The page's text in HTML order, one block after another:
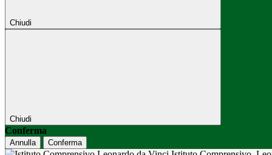
Chiudi
Chiudi
Conferma
Annulla Conferma